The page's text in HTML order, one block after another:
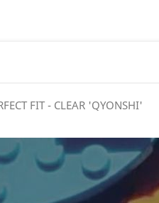
FIT - CLEAR 'QYONSHI'